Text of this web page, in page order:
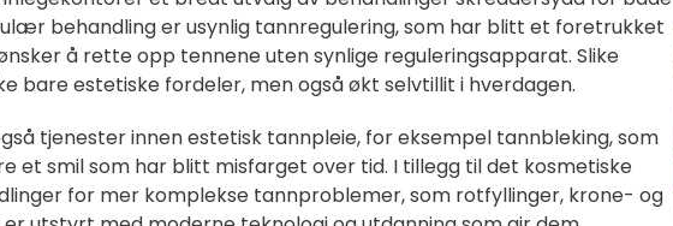
behandling er usynlig tannregulering, som har blitt et foretrukket
å rette opp tennene uten synlige reguleringsapparat. Slike
bare estetiske fordeler, men også økt selvtillit i hverdagen.
tjenester innen estetisk tannpleie, for eksempel tannbleking, som
et smil som har blitt misfarget over tid. I tillegg til det kosmetiske
for mer komplekse tannproblemer, som rotfyllinger, krone- og